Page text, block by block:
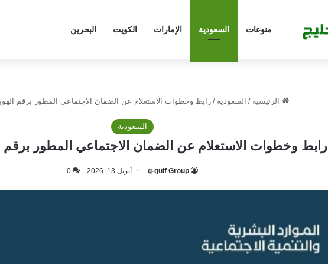
منوعات السعودية الإمارات الكويت البحرين
الرئيسية / السعودية / رابط وخطوات الاستعلام عن الضمان الاجتماعي المطور برقم الهوية
السعودية
رابط وخطوات الاستعلام عن الضمان الاجتماعي المطور برقم
g-gulf Group أبريل 13, 2026 0